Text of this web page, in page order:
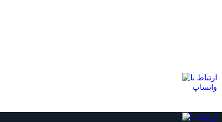
کلیه حقوق مادی و معنوی این وب سایت متعلق به محمد رضا